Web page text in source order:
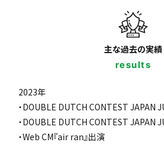
主な過去の実績
results
2023年
・DOUBLE DUTCH CONTEST JAPAN
・DOUBLE DUTCH CONTEST JAPAN
・Web CM『air ran』出演